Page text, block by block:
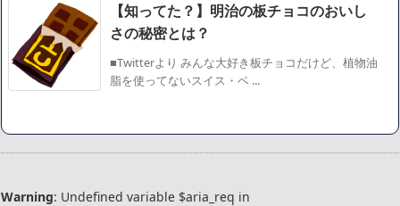
【知ってた？】明治の板チョコのおいし
さの秘密とは？
■Twitterより みんな大好き板チョコだけど、植物油
脂を使ってないスイス・ベ ...
Warning: Undefined variable $aria_req in